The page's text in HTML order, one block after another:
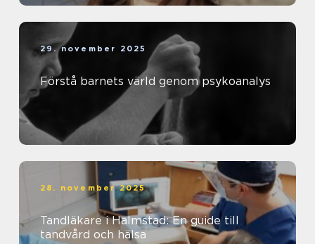
29. november 2025
Förstå barnets värld genom psykoanalys
28. november 2025
Tandläkare i Halmstad: En guide till
tandvård och hälsa